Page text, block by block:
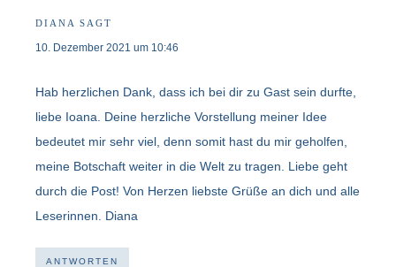
DIANA SAGT
10. Dezember 2021 um 10:46
Hab herzlichen Dank, dass ich bei dir zu Gast sein durfte,
liebe Ioana. Deine herzliche Vorstellung meiner Idee
bedeutet mir sehr viel, denn somit hast du mir geholfen,
meine Botschaft weiter in die Welt zu tragen. Liebe geht
durch die Post! Von Herzen liebste Grüße an dich und alle
Leserinnen. Diana
ANTWORTEN